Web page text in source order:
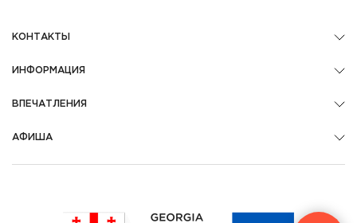
КОНТАКТЫ
ИНФОРМАЦИЯ
ВПЕЧАТЛЕНИЯ
АФИША